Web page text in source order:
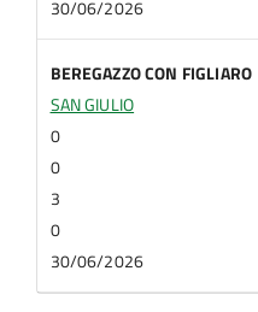
30/06/2026
BEREGAZZO CON FIGLIARO
SAN GIULIO
0
0
3
0
30/06/2026